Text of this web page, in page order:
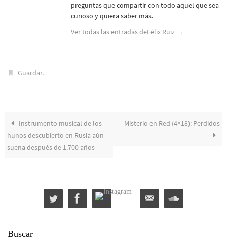
preguntas que compartir con todo aquel que sea
curioso y quiera saber más.
Ver todas las entradas deFélix Ruiz →
Guardar.
Instrumento musical de los
hunos descubierto en Rusia aún
suena después de 1.700 años
Misterio en Red (4×18): Perdidos
Buscar